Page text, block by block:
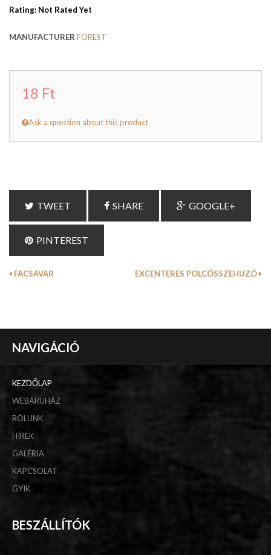
Rating: Not Rated Yet
MANUFACTURER FOREST
18 Ft
Ask a question about this product
TWEET SHARE GOOGLE+
PINTEREST
FACSAVAR EXCENTERES POLCÖSSZEHUZÓ
NAVIGÁCIÓ
KEZDŐLAP
WEBÁRUHÁZ
RÓLUNK
HÍREK
GALÉRIA
KAPCSOLAT
GYIK
BESZÁLLÍTÓK